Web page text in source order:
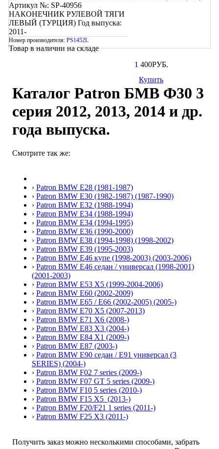
Артикул №: SP-40956
НАКОНЕЧНИК РУЛЕВОЙ ТЯГИ
ЛЕВЫЙ (ТУРЦИЯ) Год выпуска:
2011-
Номер производителя: PS1452L
Товар в наличии на складе
1 400РУБ.
Купить
Каталог Patron БМВ Ф30 3
серия 2012, 2013, 2014 и др.
года выпуска.
Смотрите так же:
› Patron BMW E28 (1981-1987)
› Patron BMW E30 (1982-1987) (1987-1990)
› Patron BMW E32 (1988-1994)
› Patron BMW E34 (1988-1994)
› Patron BMW E34 (1994-1995)
› Patron BMW E36 (1990-2000)
› Patron BMW E38 (1994-1998) (1998-2002)
› Patron BMW E39 (1995-2003)
› Patron BMW E46 купе (1998-2003) (2003-2006)
› Patron BMW E46 седан / универсал (1998-2001)
(2001-2003)
› Patron BMW E53 X5 (1999-2004-2006)
› Patron BMW E60 (2002-2009)
› Patron BMW E65 / E66 (2002-2005) (2005-)
› Patron BMW E70 X5 (2007-2013)
› Patron BMW E71 X6 (2008-)
› Patron BMW E83 X3 (2004-)
› Patron BMW E84 X1 (2009-)
› Patron BMW E87 (2003-)
› Patron BMW E90 седан / E91 универсал (3
SERIES) (2004-)
› Patron BMW F02 7 series (2009-)
› Patron BMW F07 GT 5 series (2009-)
› Patron BMW F10 5 series (2010-)
› Patron BMW F15 X5 (2013-)
› Patron BMW F20/F21 1 series (2011-)
› Patron BMW F25 X3 (2011-)
Получить заказ можно несколькими способами, забрать